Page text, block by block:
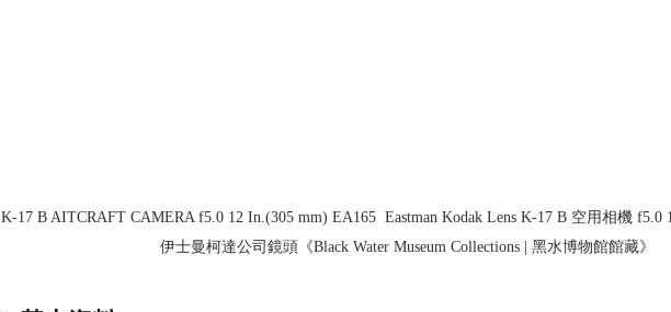
K-17 B AITCRAFT CAMERA f5.0 12 In.(305 mm) EA165  Eastman Kodak Lens K-17 B 空用相機 f5.0
伊士曼柯達公司鏡頭《Black Water Museum Collections | 黑水博物館館藏》